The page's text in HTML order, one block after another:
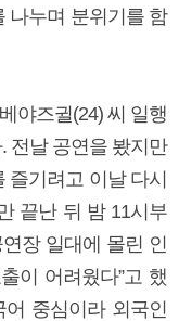
나누며 분위기를 함
야즈귈(24) 씨 일행
전날 공연을 봤지만
즐기려고 이날 다시
끝난 뒤 밤 11시부
장 일대에 몰린 인
이 어려웠다”고 했
중심이라 외국인